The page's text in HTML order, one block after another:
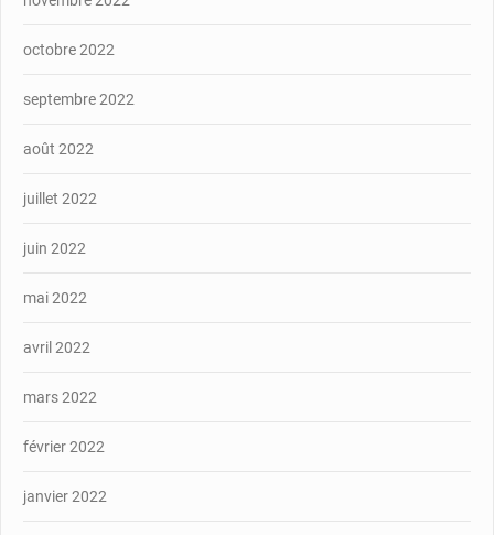
octobre 2022
septembre 2022
août 2022
juillet 2022
juin 2022
mai 2022
avril 2022
mars 2022
février 2022
janvier 2022